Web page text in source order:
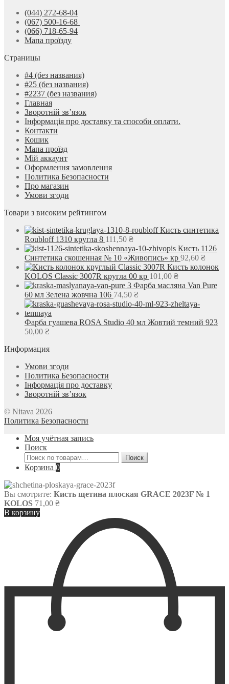
(044) 272-68-04
(067) 500-16-68
(066) 718-65-94
Мапа проїзду
Страницы
#4 (без названия)
#25 (без названия)
#2237 (без названия)
Главная
Зворотній зв’язок
Інформація про доставку та способи оплати.
Контакти
Кошик
Мапа проїзд
Мій аккаунт
Оформлення замовлення
Политика Безопасности
Про магазин
Умови згоди
Товари з високим рейтингом
Кисть синтетика
Roubloff 1310 кругла 8 111,50 ₴
Кисть 1126
Синтетика скошенная № 10 «Живопись» кр 92,60 ₴
Кисть колонок
KOLOS Classic 3007R кругла 00 кр 101,00 ₴
Фарба масляна Van Pure
60 мл Зелена жовчна 106 74,50 ₴
Фарба гуашева ROSA Studio 40 мл Жовтий темний 923
50,00 ₴
Информация
Умови згоди
Политика Безопасности
Інформація про доставку
Зворотній зв’язок
© Nitava 2026
Политика Безопасности
Моя учётная запись
Поиск
Искать:
Поиск
Корзина 0
Вы смотрите: Кисть щетина плоская GRACE 2023F № 1
KOLOS 71,00 ₴
В корзину